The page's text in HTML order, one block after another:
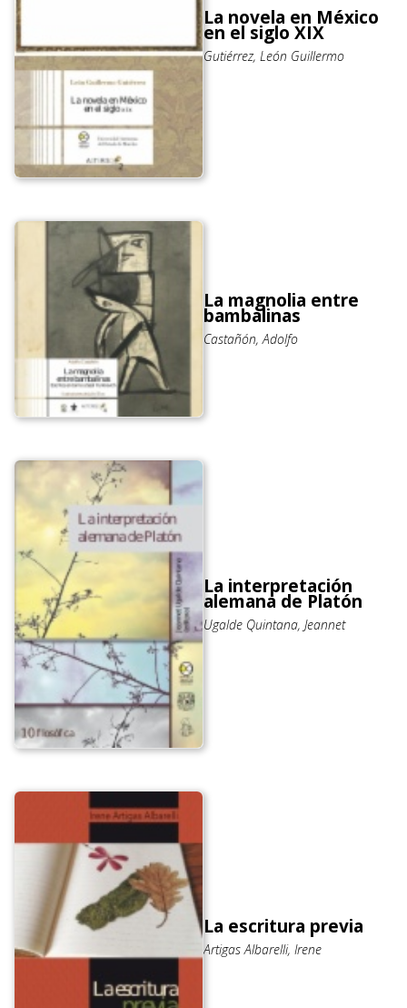
La novela en México
en el siglo XIX
Gutiérrez, León Guillermo
La magnolia entre
bambalinas
Castañón, Adolfo
La interpretación
alemana de Platón
Ugalde Quintana, Jeannet
La escritura previa
Artigas Albarelli, Irene